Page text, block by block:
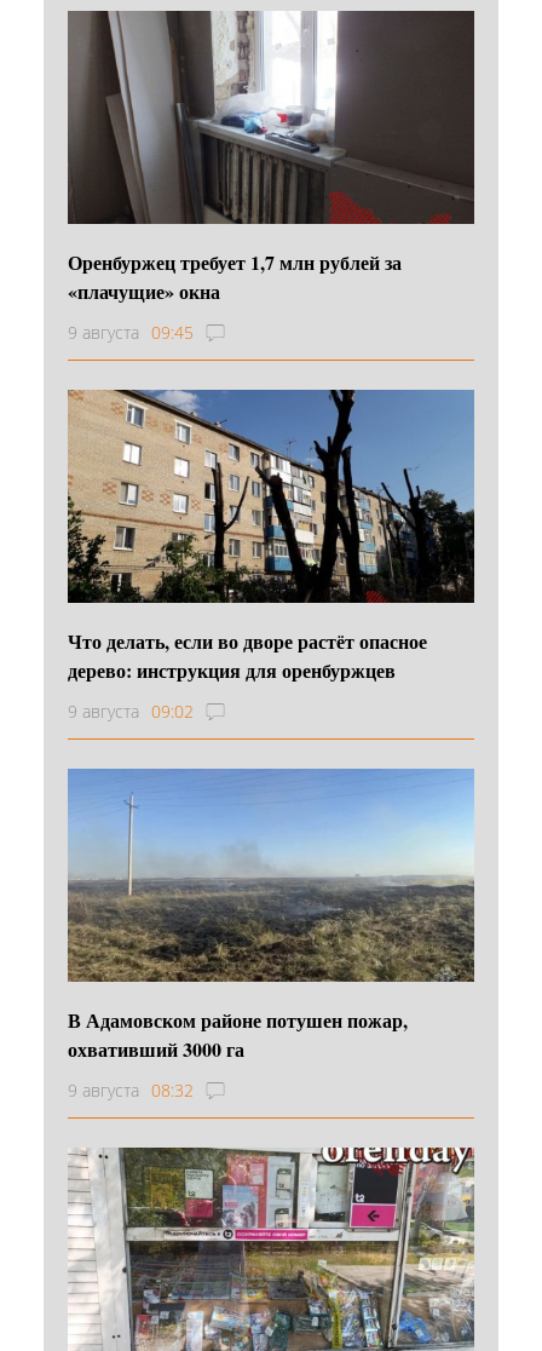
Оренбуржец требует 1,7 млн рублей за
«плачущие» окна
9 августа 09:45
Что делать, если во дворе растёт опасное
дерево: инструкция для оренбуржцев
9 августа 09:02
В Адамовском районе потушен пожар,
охвативший 3000 га
9 августа 08:32